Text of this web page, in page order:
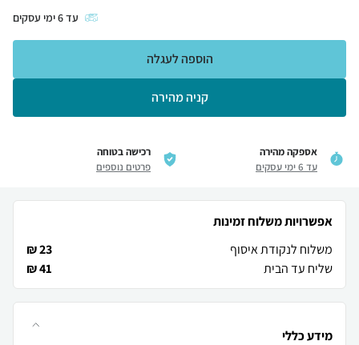
עד6ימי עסקים
קניה מהירה
הוספה לעגלה
אספקה מהירה
עד 6 ימי עסקים
רכישה בטוחה
פרטים נוספים
אפשרויות משלוח זמינות
משלוח לנקודת איסוף
23 ₪
שליח עד הבית
41 ₪
מידע כללי